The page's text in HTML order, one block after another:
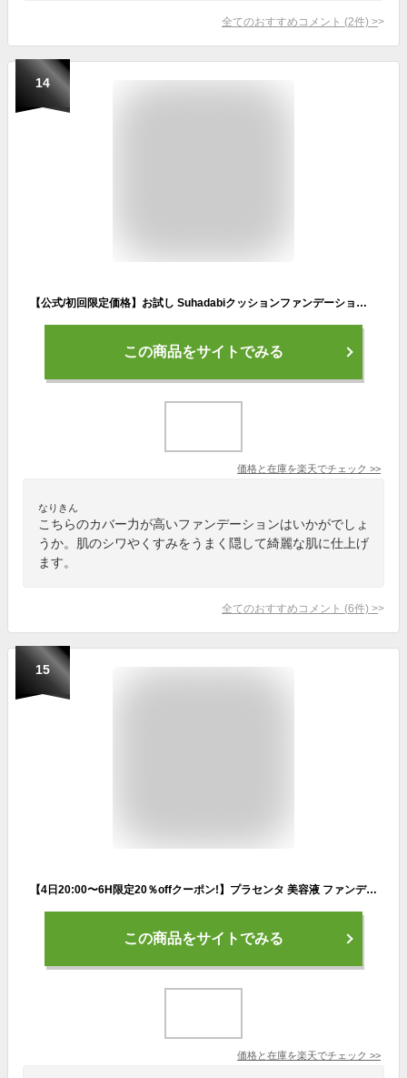
全てのおすすめコメント (2件) >
14
【公式/初回限定価格】お試し Suhadabiクッションファンデーション ナチュラルベージュ ナチュラルオークル 詰め替え / リフィル付き SPF50+ リキッドファンデ 40代 50代 60代 70代 80代 ツヤ シミ シワ くすみ カバー力 時短メイク
この商品をサイトでみる
価格と在庫を楽天でチェック >>
なりきん
こちらのカバー力が高いファンデーションはいかがでしょ
うか。肌のシワやくすみをうまく隠して綺麗な肌に仕上げ
ます。
全てのおすすめコメント (6件) >
15
【4日20:00〜6H限定20％offクーポン!】プラセンタ 美容液 ファンデーション カバー力 50 40 代 汗に強い スポーツ 毛穴 シワ たるみ ハリ ほうれい線 シミ しみ そばかす 肝斑【北海道Wプラセンタ フェイスアップファンデーション ナチュラル 25g 1個】
この商品をサイトでみる
価格と在庫を楽天でチェック >>